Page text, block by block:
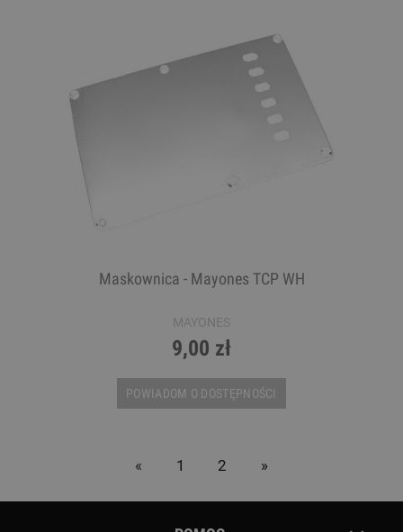
Maskownica - Mayones TCP WH
MAYONES
9,00 zł
POWIADOM O DOSTĘPNOŚCI
« 1 2 »